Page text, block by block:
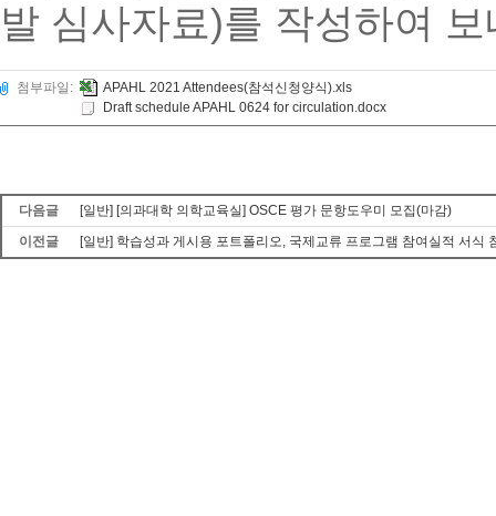
발 심사자료)를 작성하여
첨부파일:
APAHL 2021 Attendees(참석신청양식).xls
Draft schedule APAHL 0624 for circulation.docx
다음글
[일반] [의과대학 의학교육실] OSCE 평가 문항도우미 모집(마감)
이전글
[일반] 학습성과 게시용 포트폴리오, 국제교류 프로그램 참여실적 서식